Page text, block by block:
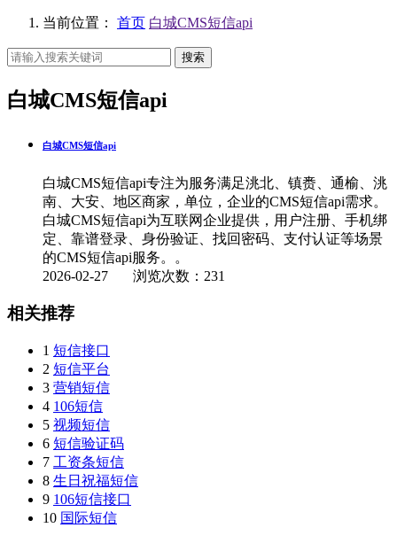
当前位置： 首页 白城CMS短信api
搜索
白城CMS短信api
白城CMS短信api
白城CMS短信api专注为服务满足洮北、镇赉、通榆、洮
南、大安、地区商家，单位，企业的CMS短信api需求。
白城CMS短信api为互联网企业提供，用户注册、手机绑
定、靠谱登录、身份验证、找回密码、支付认证等场景
的CMS短信api服务。。
2026-02-27 浏览次数：231
相关推荐
1 短信接口
2 短信平台
3 营销短信
4 106短信
5 视频短信
6 短信验证码
7 工资条短信
8 生日祝福短信
9 106短信接口
10 国际短信